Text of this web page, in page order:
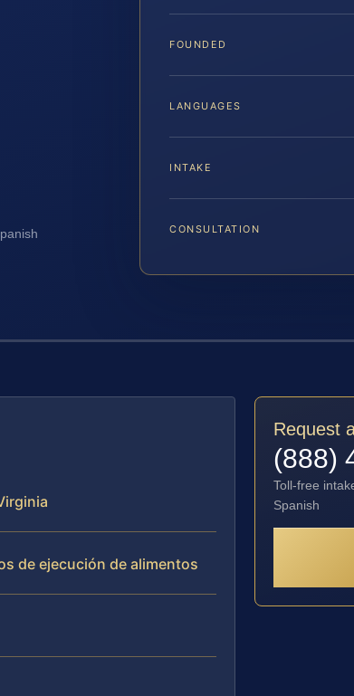
FOUNDED
LANGUAGES
INTAKE
CONSULTATION
de ejecución de alimentos
Request
(888)
Toll-free
Spanish